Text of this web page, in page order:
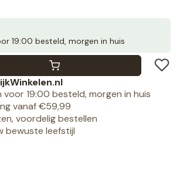
19:00 besteld, morgen in huis
voor 19:00 besteld, morgen in huis
vanaf €59,99
voordelig bestellen
bewuste leefstijl